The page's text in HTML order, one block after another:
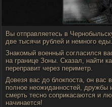
Вы отправляетесь в
две тысячи рублей и немного еды.
Знакомый военный согласился
на границе Зоны. Сказал, найти
переправит через периметр.
Довезя вас до блокпоста, он
полное неожиданностей, дружбы
смерть тесно соприкасаются и
начинается!